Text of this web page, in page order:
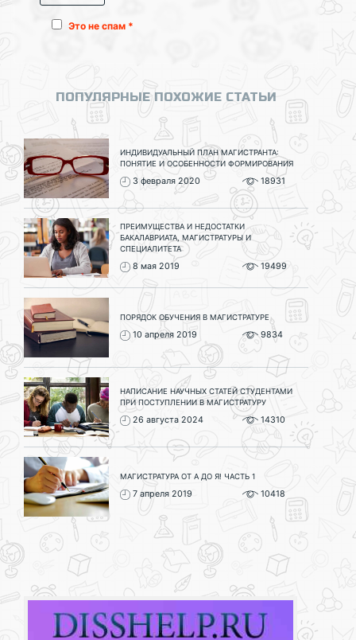
Это не спам *
ПОПУЛЯРНЫЕ ПОХОЖИЕ СТАТЬИ
ИНДИВИДУАЛЬНЫЙ ПЛАН МАГИСТРАНТА:
ПОНЯТИЕ И ОСОБЕННОСТИ ФОРМИРОВАНИЯ
3 февраля 2020 18931
ПРЕИМУЩЕСТВА И НЕДОСТАТКИ
БАКАЛАВРИАТА, МАГИСТРАТУРЫ И
СПЕЦИАЛИТЕТА
8 мая 2019 19499
ПОРЯДОК ОБУЧЕНИЯ В МАГИСТРАТУРЕ
10 апреля 2019 9834
НАПИСАНИЕ НАУЧНЫХ СТАТЕЙ СТУДЕНТАМИ
ПРИ ПОСТУПЛЕНИИ В МАГИСТРАТУРУ
26 августа 2024 14310
МАГИСТРАТУРА ОТ А ДО Я! ЧАСТЬ 1
7 апреля 2019 10418